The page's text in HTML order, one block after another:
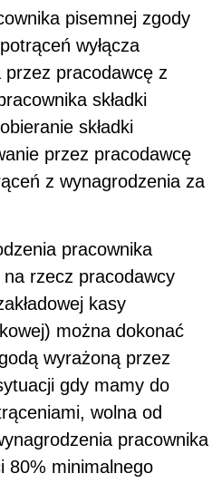
pisemnej zgody
wyłącza
przez pracodawcę z
składki
składki
przez pracodawcę
z wynagrodzenia za
pracownika
rzecz pracodawcy
kasy
można dokonać
wyrażoną przez
gdy mamy do
wolna od
pracownika
80% minimalnego